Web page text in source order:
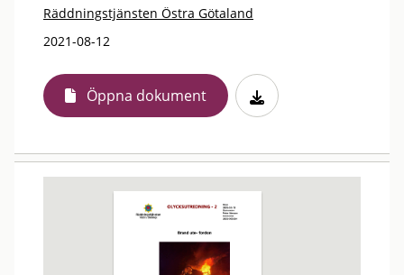
Räddningstjänsten Östra Götaland
2021-08-12
Öppna dokument